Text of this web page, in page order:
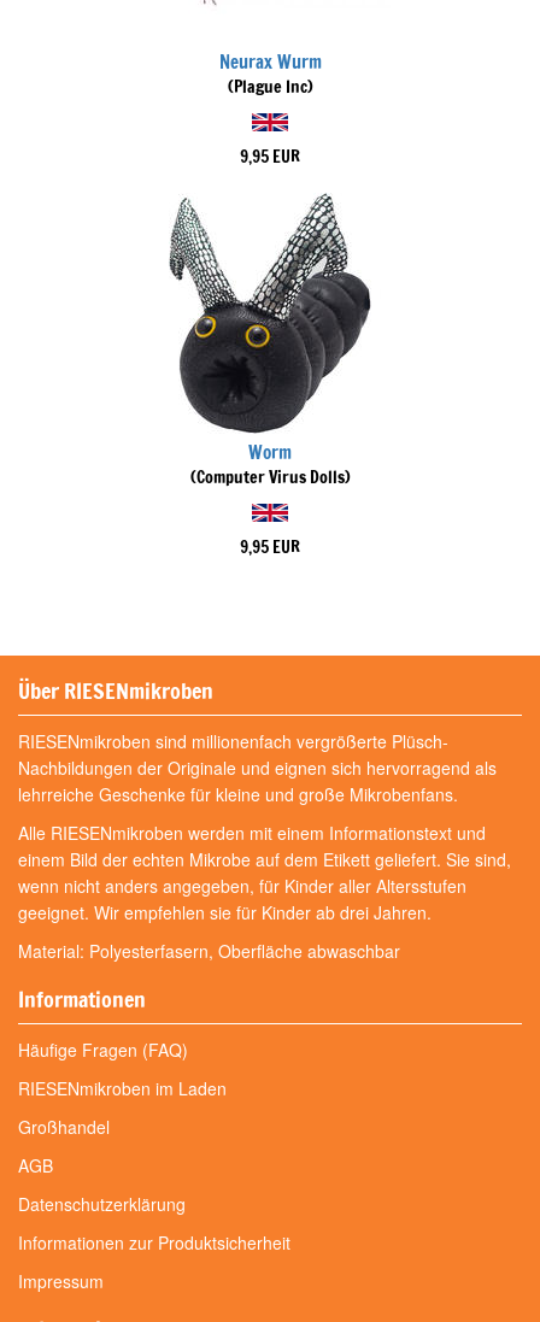
Neurax Wurm
(Plague Inc)
9,95 EUR
Worm
(Computer Virus Dolls)
9,95 EUR
Über RIESENmikroben
RIESENmikroben sind millionenfach vergrößerte Plüsch-
Nachbildungen der Originale und eignen sich hervorragend als
lehrreiche Geschenke für kleine und große Mikrobenfans.
Alle RIESENmikroben werden mit einem Informationstext und
einem Bild der echten Mikrobe auf dem Etikett geliefert. Sie sind,
wenn nicht anders angegeben, für Kinder aller Altersstufen
geeignet. Wir empfehlen sie für Kinder ab drei Jahren.
Material: Polyesterfasern, Oberfläche abwaschbar
Informationen
Häufige Fragen (FAQ)
RIESENmikroben im Laden
Großhandel
AGB
Datenschutzerklärung
Informationen zur Produktsicherheit
Impressum